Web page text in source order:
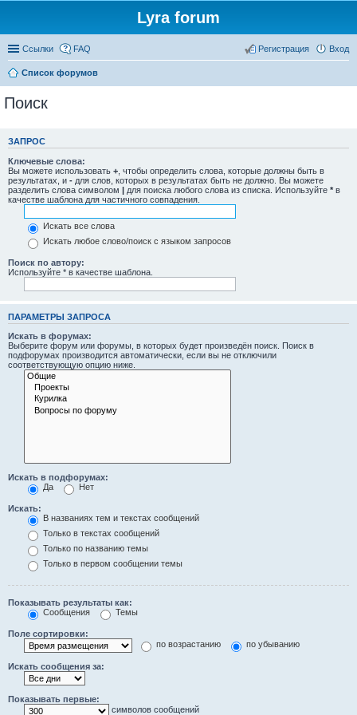
Lyra forum
Ссылки FAQ Вход
Регистрация
Список форумов
Поиск
ЗАПРОС
Ключевые слова:
Вы можете использовать + , чтобы определить слова, которые должны быть в
результатах, и - для слов, которых в результатах быть не должно. Вы можете
разделить слова символом | для поиска любого слова из списка. Используйте * в
качестве шаблона для частичного совпадения.
Искать все слова
Искать любое слово/поиск с языком запросов
Поиск по автору:
Используйте * в качестве шаблона.
ПАРАМЕТРЫ ЗАПРОСА
Искать в форумах:
Выберите форум или форумы, в которых будет произведён поиск. Поиск в
подфорумах производится автоматически, если вы не отключили
соответствующую опцию ниже.
Искать в подфорумах:
Да
Нет
Искать:
В названиях тем и текстах сообщений
Только в текстах сообщений
Только по названию темы
Только в первом сообщении темы
Показывать результаты как:
Сообщения
Темы
Поле сортировки:
по возрастанию
по убыванию
Искать сообщения за:
Показывать первые:
символов сообщений